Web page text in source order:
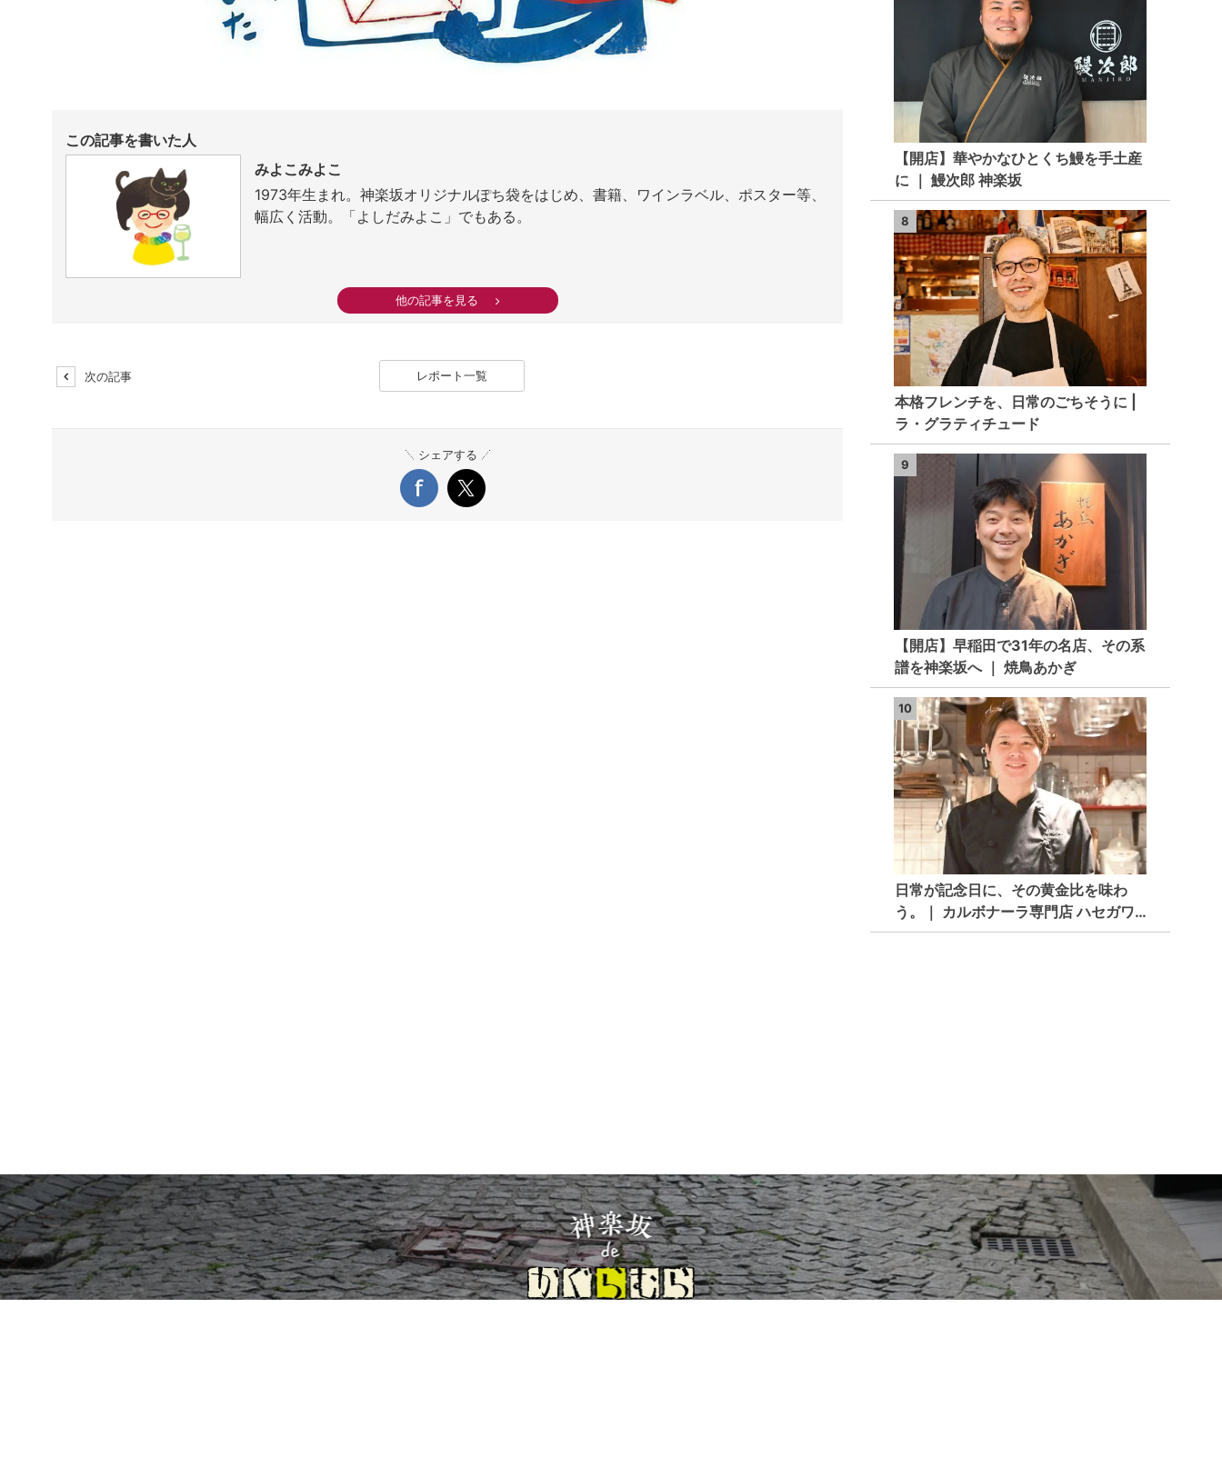
この記事を書いた人
みよこみよこ
1973年生まれ。神楽坂オリジナルぽち袋をはじめ、書籍、ワインラベル、ポスター等、
幅広く活動。「よしだみよこ」でもある。
他の記事を見る
次の記事 レポート一覧
シェアする
【開店】華やかなひとくち鰻を手土産
に ｜ 鰻次郎 神楽坂
8
本格フレンチを、日常のごちそうに |
ラ・グラティチュード
9
【開店】早稲田で31年の名店、その系
譜を神楽坂へ ｜ 焼鳥あかぎ
10
日常が記念日に、その黄金比を味わ
う。｜ カルボナーラ専門店 ハセガワ…